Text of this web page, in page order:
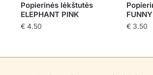
Popierinės lėkštutės
ELEPHANT PINK
€4.50 €3.50